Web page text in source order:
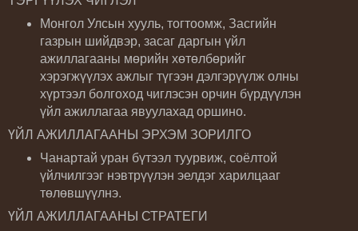
Монгол Улсын хууль, тогтоомж, Засгийн
газрын шийдвэр, засаг даргын үйл
ажиллагааны мөрийн хөтөлбөрийг
хэрэгжүүлэх ажлыг түгээн дэлгэрүүлж олны
хүртээл болгоход чиглэсэн орчин бүрдүүлэн
үйл ажиллагаа явуулахад оршино.
ҮЙЛ АЖИЛЛАГААНЫ ЭРХЭМ ЗОРИЛГО
Чанартай уран бүтээл туурвиж, соёлтой
үйлчилгээг нэвтрүүлэн эелдэг харилцааг
төлөвшүүлнэ.
ҮЙЛ АЖИЛЛАГААНЫ СТРАТЕГИ